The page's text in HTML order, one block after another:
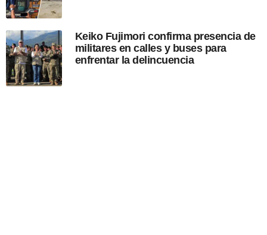
Keiko Fujimori confirma presencia de
militares en calles y buses para
enfrentar la delincuencia